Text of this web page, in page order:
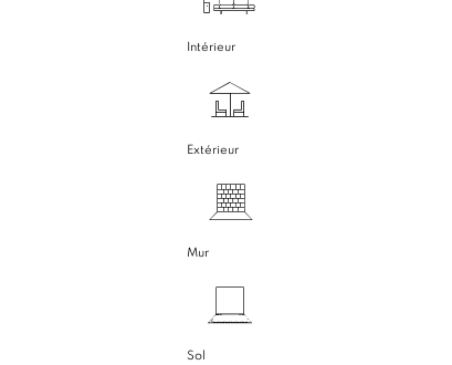
Intérieur
Extérieur
Mur
Sol